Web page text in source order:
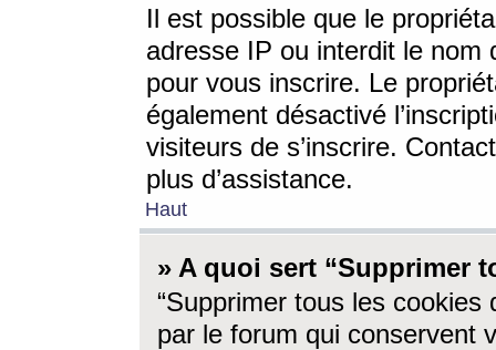
Il est possible que le
adresse IP ou interdit le nom
pour vous inscrire. Le
également désactivé
visiteurs de s’inscrire.
plus d’assistance.
Haut
» A quoi sert “Supprimer
“Supprimer tous les cookies
par le forum qui conservent